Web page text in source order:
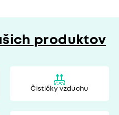
Čističky vzduchu